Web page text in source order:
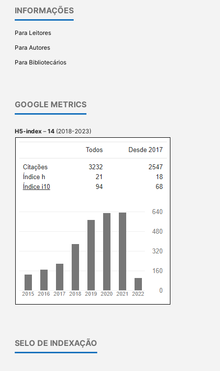
INFORMAÇÕES
Para Leitores
Para Autores
Para Bibliotecários
GOOGLE METRICS
H5-index – 14 (2018-2023)
SELO DE INDEXAÇÃO